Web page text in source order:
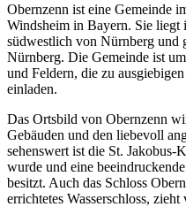
Obernzenn ist eine Gemeinde
Windsheim in Bayern. Sie liegt
südwestlich von Nürnberg und
Nürnberg. Die Gemeinde ist
und Feldern, die zu
einladen.
Das Ortsbild von Obernzenn
Gebäuden und den liebevoll
sehenswert ist die St. Jakobus-
wurde und eine
besitzt. Auch das Schloss
errichtetes Wasserschloss,